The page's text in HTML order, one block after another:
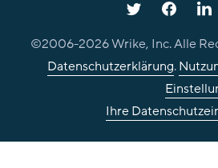
©2006-2026Wrike, Inc. Alle
Datenschutzerklärung.
Ihre